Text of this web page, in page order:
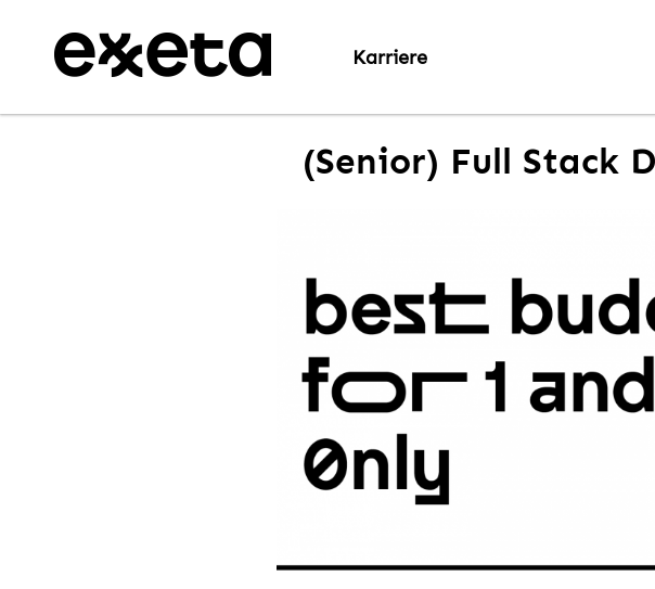
Karriere
(Senior) Full Stack